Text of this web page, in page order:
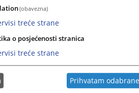
(obavezna)
treće strane
o posjećenosti stranica
treće strane
Prihvatam odabrane